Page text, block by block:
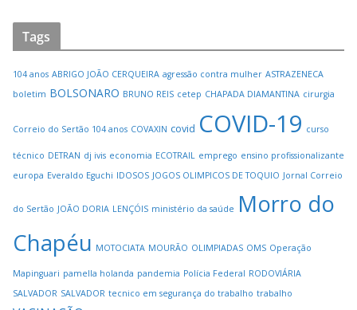
Tags
104 anos ABRIGO JOÃO CERQUEIRA agressão contra mulher ASTRAZENECA
boletim BOLSONARO BRUNO REIS cetep CHAPADA DIAMANTINA cirurgia
Correio do Sertão 104 anos COVAXIN covid COVID-19 curso
técnico DETRAN dj ivis economia ECOTRAIL emprego ensino profissionalizante
europa Everaldo Eguchi IDOSOS JOGOS OLIMPICOS DE TOQUIO Jornal Correio
do Sertão JOÃO DORIA LENÇÓIS ministério da saúde Morro do
Chapéu MOTOCIATA MOURÃO OLIMPIADAS OMS Operação
Mapinguari pamella holanda pandemia Polícia Federal RODOVIÁRIA
SALVADOR SALVADOR tecnico em segurança do trabalho trabalho